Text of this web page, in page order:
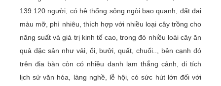
139.120 người, có hệ thống sông ngòi bao quanh, đất đai
màu mỡ, phì nhiêu, thích hợp với nhiều loại cây trồng cho
năng suất và giá trị kinh tế cao, trong đó nhiều loài cây ăn
quả đặc sản như vải, ổi, bưởi, quất, chuối.., bên cạnh đó
trên địa bàn còn có nhiều danh lam thắng cảnh, di tích
lịch sử văn hóa, làng nghề, lễ hội, có sức hút lớn đối với